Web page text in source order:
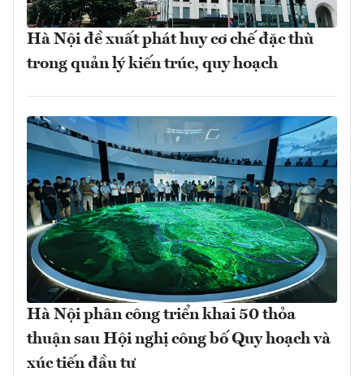
Hà Nội đề xuất phát huy cơ chế đặc thù
trong quản lý kiến trúc, quy hoạch
Hà Nội phân công triển khai 50 thỏa
thuận sau Hội nghị công bố Quy hoạch và
xúc tiến đầu tư